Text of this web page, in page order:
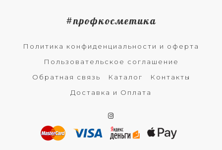
#профкосметика
Политика конфиденциальности и оферта
Пользовательское соглашение
Обратная связь
Каталог
Контакты
Доставка и Оплата